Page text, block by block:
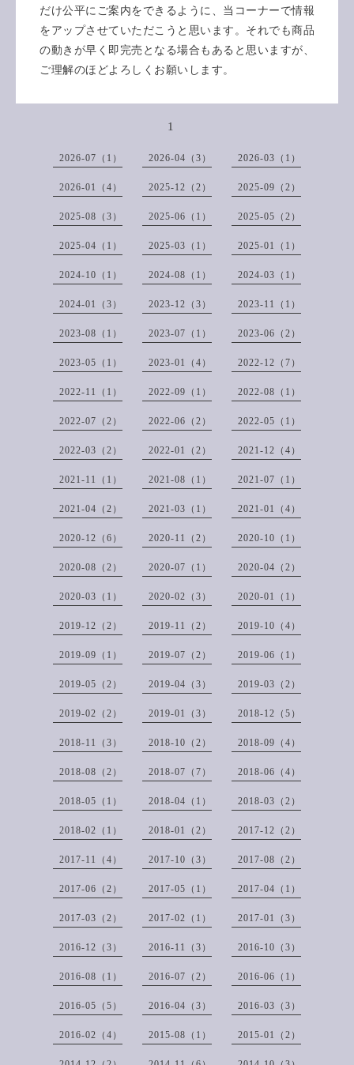
だけ公平にご案内をできるように、当コーナーで情報
をアップさせていただこうと思います。それでも商品
の動きが早く即完売となる場合もあると思いますが、
ご理解のほどよろしくお願いします。
1
2026-07（1） 2026-04（3） 2026-03（1）
2026-01（4） 2025-12（2） 2025-09（2）
2025-08（3） 2025-06（1） 2025-05（2）
2025-04（1） 2025-03（1） 2025-01（1）
2024-10（1） 2024-08（1） 2024-03（1）
2024-01（3） 2023-12（3） 2023-11（1）
2023-08（1） 2023-07（1） 2023-06（2）
2023-05（1） 2023-01（4） 2022-12（7）
2022-11（1） 2022-09（1） 2022-08（1）
2022-07（2） 2022-06（2） 2022-05（1）
2022-03（2） 2022-01（2） 2021-12（4）
2021-11（1） 2021-08（1） 2021-07（1）
2021-04（2） 2021-03（1） 2021-01（4）
2020-12（6） 2020-11（2） 2020-10（1）
2020-08（2） 2020-07（1） 2020-04（2）
2020-03（1） 2020-02（3） 2020-01（1）
2019-12（2） 2019-11（2） 2019-10（4）
2019-09（1） 2019-07（2） 2019-06（1）
2019-05（2） 2019-04（3） 2019-03（2）
2019-02（2） 2019-01（3） 2018-12（5）
2018-11（3） 2018-10（2） 2018-09（4）
2018-08（2） 2018-07（7） 2018-06（4）
2018-05（1） 2018-04（1） 2018-03（2）
2018-02（1） 2018-01（2） 2017-12（2）
2017-11（4） 2017-10（3） 2017-08（2）
2017-06（2） 2017-05（1） 2017-04（1）
2017-03（2） 2017-02（1） 2017-01（3）
2016-12（3） 2016-11（3） 2016-10（3）
2016-08（1） 2016-07（2） 2016-06（1）
2016-05（5） 2016-04（3） 2016-03（3）
2016-02（4） 2015-08（1） 2015-01（2）